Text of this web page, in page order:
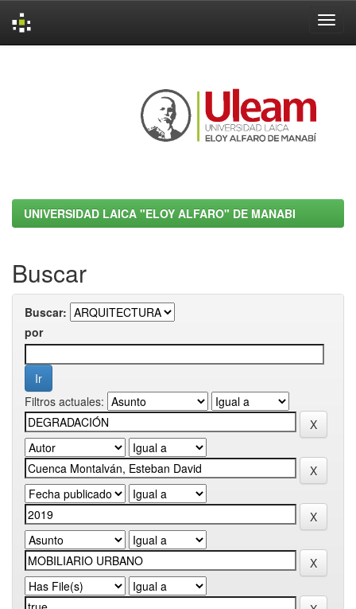
UNIVERSIDAD LAICA "ELOY ALFARO" DE MANABI
Buscar
Buscar:
por
Filtros actuales: